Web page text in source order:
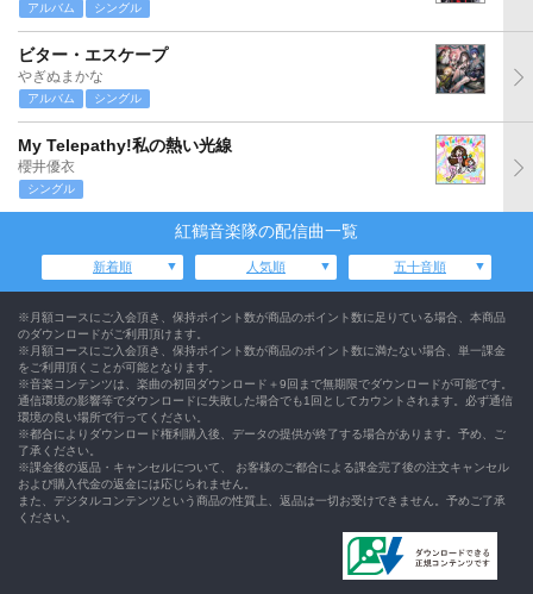
アルバム シングル
ビター・エスケープ
やぎぬまかな
アルバム シングル
My Telepathy!私の熱い光線
櫻井優衣
シングル
紅鶴音楽隊の配信曲一覧
新着順 人気順 五十音順
※月額コースにご入会頂き、保持ポイント数が商品のポイント数に足りている場合、本商品
のダウンロードがご利用頂けます。
※月額コースにご入会頂き、保持ポイント数が商品のポイント数に満たない場合、単一課金
をご利用頂くことが可能となります。
※音楽コンテンツは、楽曲の初回ダウンロード＋9回まで無期限でダウンロードが可能です。
通信環境の影響等でダウンロードに失敗した場合でも1回としてカウントされます。必ず通信
環境の良い場所で行ってください。
※都合によりダウンロード権利購入後、データの提供が終了する場合があります。予め、ご
了承ください。
※課金後の返品・キャンセルについて、 お客様のご都合による課金完了後の注文キャンセル
および購入代金の返金には応じられません。
また、デジタルコンテンツという商品の性質上、返品は一切お受けできません。予めご了承
ください。